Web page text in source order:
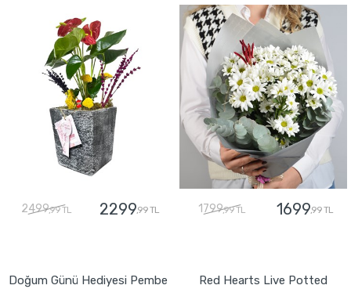
2499,99 TL 2299,99 TL 1799,99 TL 1699,99 TL
Doğum Günü Hediyesi Pembe
Red Hearts Live Potted